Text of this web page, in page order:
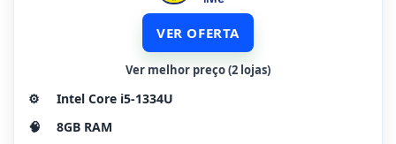
VER OFERTA
Ver melhor preço (2 lojas)
⚙️
Intel Core i5-1334U
🧠
8GB RAM